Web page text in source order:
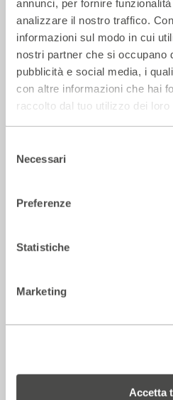
annunci, per fornire
analizzare il nostro traffico.
informazioni sul modo in cui
nostri partner che si occupano
pubblicità e social media, i
con altre informazioni che hai
raccolto dal tuo utilizzo dei loro
delNecessari
Preferenze
Statistiche
Marketing
Accetta
La Repubblica – In
strada secondo
Corriere della sera –